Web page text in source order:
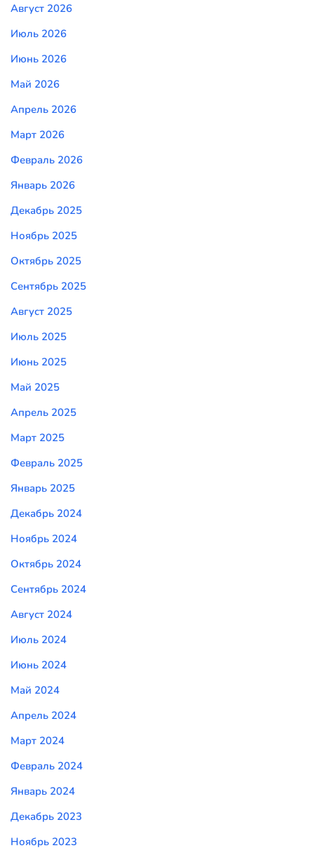
Август 2026
Июль 2026
Июнь 2026
Май 2026
Апрель 2026
Март 2026
Февраль 2026
Январь 2026
Декабрь 2025
Ноябрь 2025
Октябрь 2025
Сентябрь 2025
Август 2025
Июль 2025
Июнь 2025
Май 2025
Апрель 2025
Март 2025
Февраль 2025
Январь 2025
Декабрь 2024
Ноябрь 2024
Октябрь 2024
Сентябрь 2024
Август 2024
Июль 2024
Июнь 2024
Май 2024
Апрель 2024
Март 2024
Февраль 2024
Январь 2024
Декабрь 2023
Ноябрь 2023